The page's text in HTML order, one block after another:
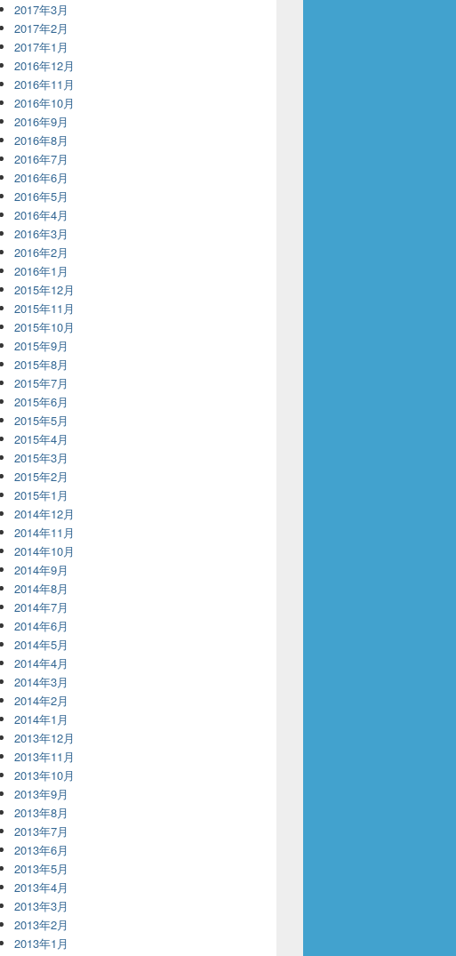
2017年3月
2017年2月
2017年1月
2016年12月
2016年11月
2016年10月
2016年9月
2016年8月
2016年7月
2016年6月
2016年5月
2016年4月
2016年3月
2016年2月
2016年1月
2015年12月
2015年11月
2015年10月
2015年9月
2015年8月
2015年7月
2015年6月
2015年5月
2015年4月
2015年3月
2015年2月
2015年1月
2014年12月
2014年11月
2014年10月
2014年9月
2014年8月
2014年7月
2014年6月
2014年5月
2014年4月
2014年3月
2014年2月
2014年1月
2013年12月
2013年11月
2013年10月
2013年9月
2013年8月
2013年7月
2013年6月
2013年5月
2013年4月
2013年3月
2013年2月
2013年1月